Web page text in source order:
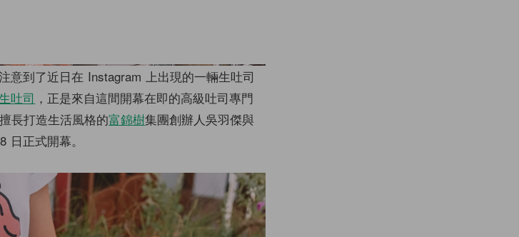
意到了近日在 Instagram 上出現的一輛生吐司
吐司 ，正是來自這間開幕在即的高級吐司專門
長打造生活風格的富錦樹集團創辦人吳羽傑與
正式開幕。